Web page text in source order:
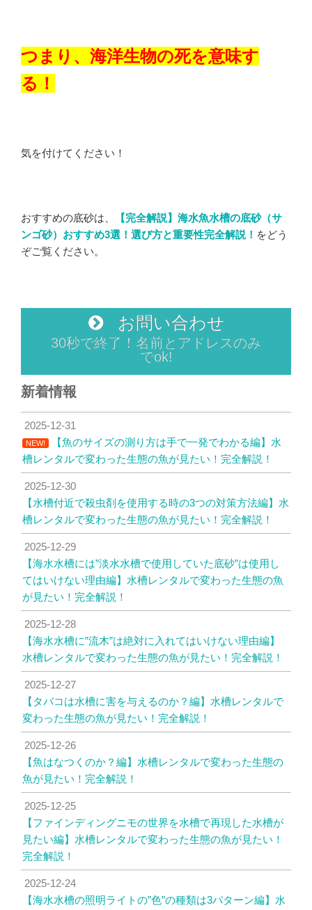
つまり、海洋生物の死を意味す
る！
気を付けてください！
おすすめの底砂は、
【完全解説】海水魚水槽の底砂（サ
ンゴ砂）おすすめ3選！選び方と重要性完全解説！ をどう
ぞご覧ください。
お問い合わせ
30秒で終了！名前とアドレスのみ
でok!
新着情報
2025-12-31
NEW!
【魚のサイズの測り方は手で一発でわかる編】水
槽レンタルで変わった生態の魚が見たい！完全解説！
2025-12-30
【水槽付近で殺虫剤を使用する時の3つの対策方法編】水
槽レンタルで変わった生態の魚が見たい！完全解説！
2025-12-29
【海水水槽には”淡水水槽で使用していた底砂”は使用し
てはいけない理由編】水槽レンタルで変わった生態の魚
が見たい！完全解説！
2025-12-28
【海水水槽に”流木”は絶対に入れてはいけない理由編】
水槽レンタルで変わった生態の魚が見たい！完全解説！
2025-12-27
【タバコは水槽に害を与えるのか？編】水槽レンタルで
変わった生態の魚が見たい！完全解説！
2025-12-26
【魚はなつくのか？編】水槽レンタルで変わった生態の
魚が見たい！完全解説！
2025-12-25
【ファインディングニモの世界を水槽で再現した水槽が
見たい編】水槽レンタルで変わった生態の魚が見たい！
完全解説！
2025-12-24
【海水水槽の照明ライトの”色”の種類は3パターン編】水